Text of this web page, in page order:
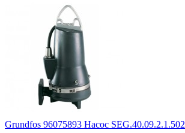
Grundfos 96075893 Насос SEG.40.09.2.1.502